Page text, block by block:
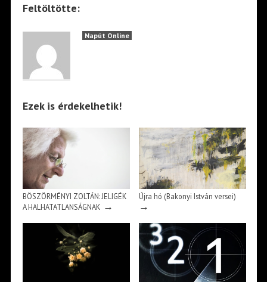
Feltöltötte:
Napút Online
Ezek is érdekelhetik!
BÖSZÖRMÉNYI ZOLTÁN: JELIGÉK
A HALHATATLANSÁGNAK→
Újra hó (Bakonyi István versei)
→